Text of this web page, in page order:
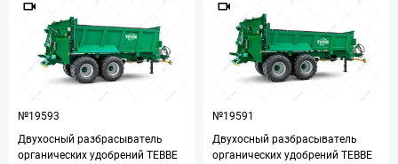
№19593
Двухосный разбрасыватель
органических удобрений TEBBE
№19591
Двухосный разбрасыватель
органических удобрений TEBBE